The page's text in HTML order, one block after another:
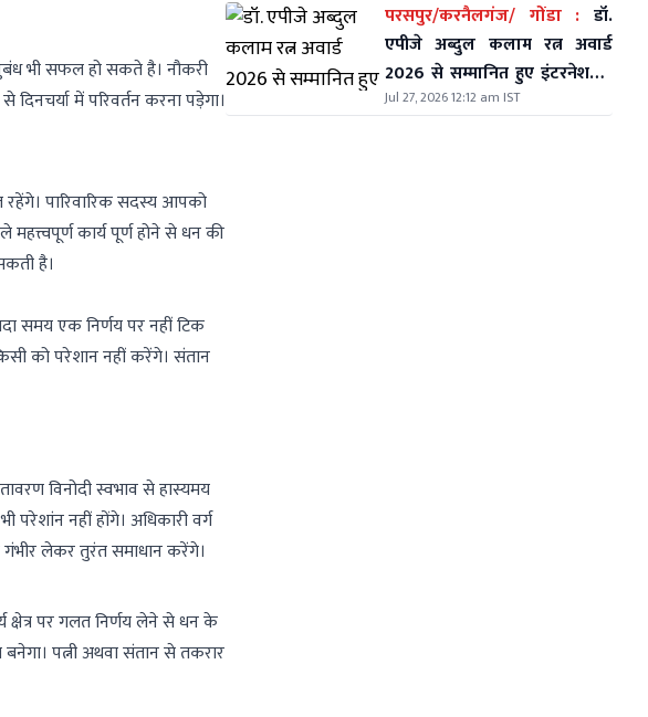
भी सफल हो सकते है। नौकरी
में परिवर्तन करना पड़ेगा।
रहेंगे। पारिवारिक सदस्य आपको
कार्य पूर्ण होने से धन की
है।
समय एक निर्णय पर नहीं टिक
को परेशान नहीं करेंगे। संतान
विनोदी स्वभाव से हास्यमय
नहीं होंगे। अधिकारी वर्ग
लेकर तुरंत समाधान करेंगे।
पर गलत निर्णय लेने से धन के
बनेगा। पत्नी अथवा संतान से तकरार
परसपुर/करनैलगंज/ गोंडा : डॉ.
एपीजे अब्दुल कलाम रत्न अवार्ड
2026 से सम्मानित हुए इंटरनेशनल
जादूगर 'मिस्टर इंडिया'
Jul 27, 2026 12:12 am IST